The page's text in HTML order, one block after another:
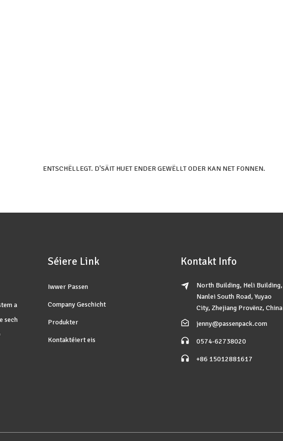
ENTSCHËLLEGT. D'SÄIT HUET ENDER GEWËLLT ODER KAN NET FONNEN.
a
sech
Séiere Link
Iwwer Passen
Company Geschicht
Produkter
Kontaktéiert eis
Kontakt Info
North Building, Heli Building,
Nanlei South Road, Yuyao
City, Zhejiang Provënz, China
jenny@passenpack.com
0574-62738020
+86 15012881617